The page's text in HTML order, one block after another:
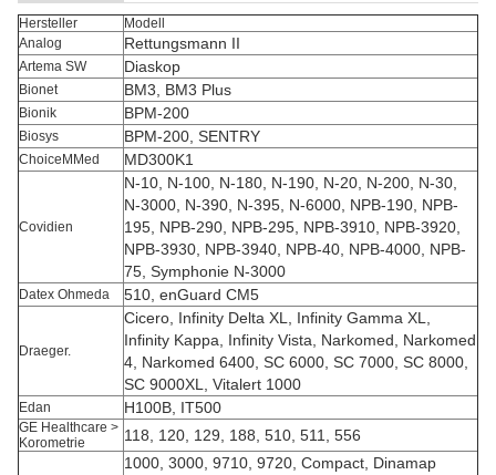
Hersteller
Modell
Analog
Rettungsmann II
Artema SW Diaskop
Bionet BM3, BM3 Plus
Bionik BPM-200
Biosys BPM-200, SENTRY
ChoiceMMed MD300K1
Covidien
N-10, N-100, N-180, N-190, N-20, N-200, N-30,
N-3000, N-390, N-395, N-6000, NPB-190, NPB-
195, NPB-290, NPB-295, NPB-3910, NPB-3920,
NPB-3930, NPB-3940, NPB-40, NPB-4000, NPB-
75, Symphonie N-3000
Datex Ohmeda 510, enGuard CM5
Draeger.
Cicero, Infinity Delta XL, Infinity Gamma XL,
Infinity Kappa, Infinity Vista, Narkomed, Narkomed
4, Narkomed 6400, SC 6000, SC 7000, SC 8000,
SC 9000XL, Vitalert 1000
Edan H100B, IT500
GE Healthcare >
Korometrie
118, 120, 129, 188, 510, 511, 556
1000, 3000, 9710, 9720, Compact, Dinamap